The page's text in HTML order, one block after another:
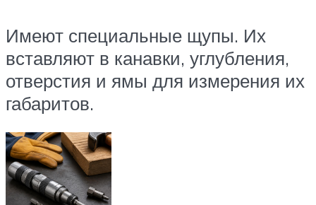
Имеют специальные щупы. Их
вставляют в канавки, углубления,
отверстия и ямы для измерения их
габаритов.